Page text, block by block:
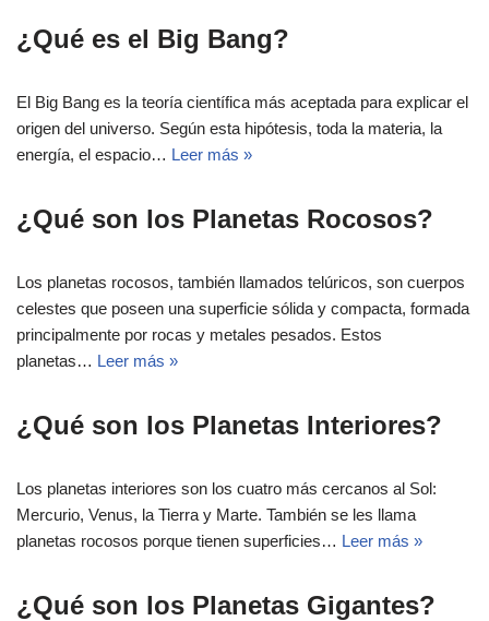
¿Qué es el Big Bang?
El Big Bang es la teoría científica más aceptada para explicar el
origen del universo. Según esta hipótesis, toda la materia, la
energía, el espacio… Leer más »
¿Qué son los Planetas Rocosos?
Los planetas rocosos, también llamados telúricos, son cuerpos
celestes que poseen una superficie sólida y compacta, formada
principalmente por rocas y metales pesados. Estos
planetas… Leer más »
¿Qué son los Planetas Interiores?
Los planetas interiores son los cuatro más cercanos al Sol:
Mercurio, Venus, la Tierra y Marte. También se les llama
planetas rocosos porque tienen superficies… Leer más »
¿Qué son los Planetas Gigantes?